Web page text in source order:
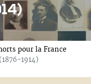
pour la France
1914)